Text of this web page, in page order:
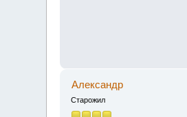
Алексaндр
Старожил